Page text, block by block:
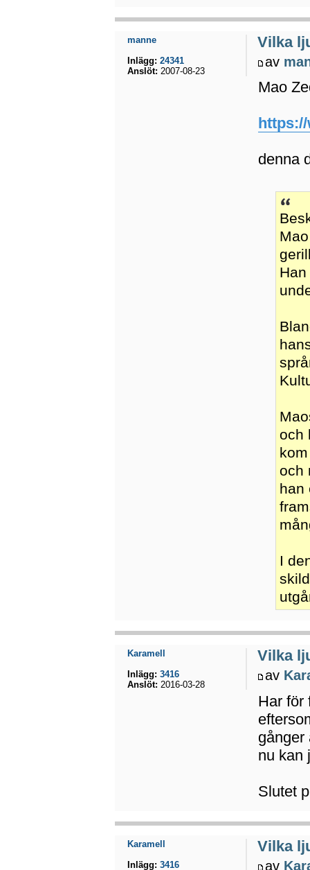
Vilka
av
Mao
denna
och
och
han
I
manne
Inlägg: 24341
Anslöt: 2007-08-23
Vilka
av
Har för
gånger
nu kan
Slutet
Karamell
Inlägg: 3416
Anslöt: 2016-03-28
Vilka
av
Karamell
Inlägg: 3416